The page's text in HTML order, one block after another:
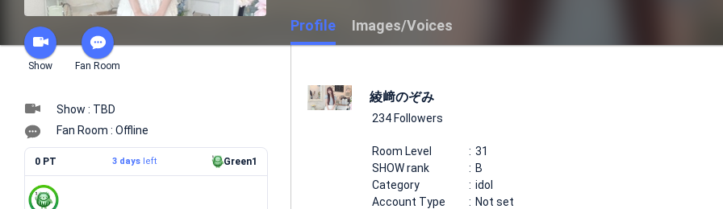
Show Fan Room
Profile Images/Voices
Show : TBD
Fan Room : Offline
0 PT 3 daysleft Green1
綾﨑のぞみ
234 Followers
Room Level
31
SHOW rank
B
Category
idol
Account Type
Not set